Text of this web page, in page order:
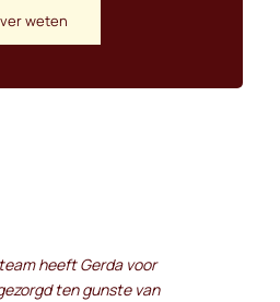
weten
heeft Gerda voor
ten gunste van